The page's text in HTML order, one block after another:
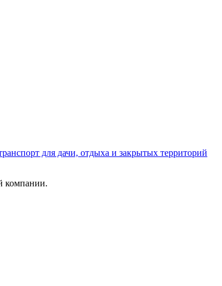
для дачи, отдыха и закрытых территорий
компании.